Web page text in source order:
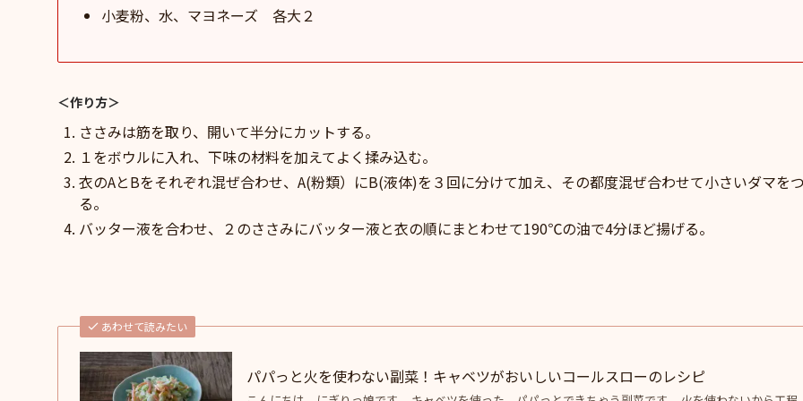
小麦粉、水、マヨネーズ 各大２
＜作り方＞
ささみは筋を取り、開いて半分にカットする。
１をボウルに入れ、下味の材料を加えてよく揉み込む。
衣のAとBをそれぞれ混ぜ合わせ、A(粉類）にB(液体)を３回に分けて加え、その都度混ぜ合わせて小さいダマを
る。
バッター液を合わせ、２のささみにバッター液と衣の順にまとわせて190℃の油で4分ほど揚げる。
あわせて読みたい
パパっと火を使わない副菜！キャベツがおいしいコールスローのレシピ